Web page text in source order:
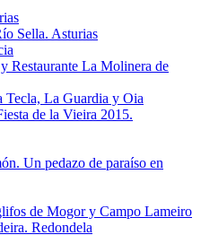
Sella. Asturias
Restaurante La Molinera de
Tecla, La Guardia y Oia
de la Vieira 2015.
Un pedazo de paraíso en
de Mogor y Campo Lameiro
Redondela